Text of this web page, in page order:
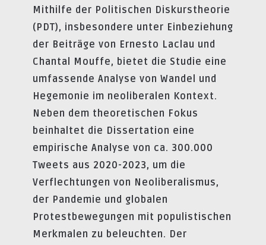
Mithilfe der Politischen Diskurstheorie
(PDT), insbesondere unter Einbeziehung
der Beiträge von Ernesto Laclau und
Chantal Mouffe, bietet die Studie eine
umfassende Analyse von Wandel und
Hegemonie im neoliberalen Kontext.
Neben dem theoretischen Fokus
beinhaltet die Dissertation eine
empirische Analyse von ca. 300.000
Tweets aus 2020-2023, um die
Verflechtungen von Neoliberalismus,
der Pandemie und globalen
Protestbewegungen mit populistischen
Merkmalen zu beleuchten. Der